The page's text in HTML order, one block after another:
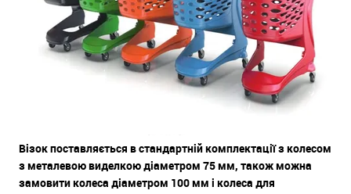
Візок поставляється в стандартній комплектації з колесом
з металевою виделкою діаметром 75 мм, також можна
замовити колеса діаметром 100 мм і колеса для